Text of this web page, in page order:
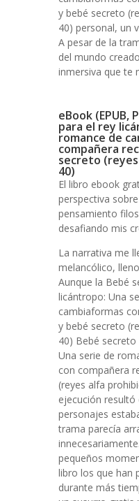
y bebé secreto
40) personal, un
A pesar de la
del mundo
inmersiva que te
eBook (EPUB,
para el rey
romance de
compañera
secreto
40)
El libro ebook
perspectiva
pensamiento
desafiando mis
La narrativa me
melancólico,
Aunque la Bebé
licántropo: Una
cambiaformas
y bebé secreto
40) Bebé
Una serie de
con compañera
(reyes alfa
ejecución resultó
personajes
trama parecía
pequeños
libro los que han
durante más